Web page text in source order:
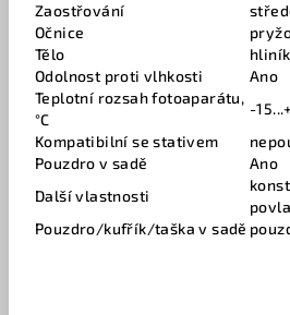
Zaostřování
Očnice
Tělo
hliník
Odolnost proti vlhkosti
Ano
Teplotní rozsah fotoaparátu,
°C
-
Kompatibilní se stativem
Pouzdro v sadě
Ano
Další vlastnosti
Pouzdro/kufřík/taška v sadě